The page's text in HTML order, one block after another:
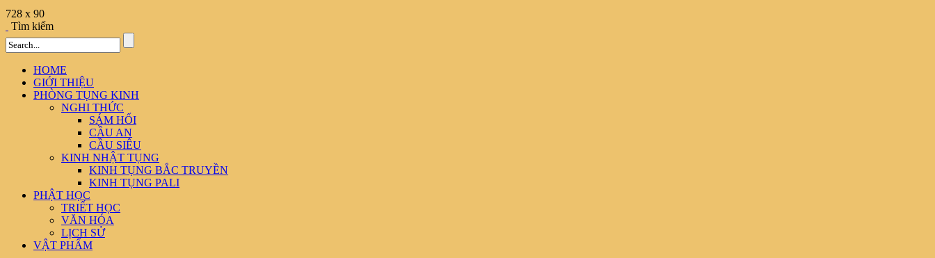
728 x 90
Tìm kiếm
HOME
GIỚI THIỆU
PHÒNG TỤNG KINH
NGHI THỨC
SÁM HỐI
CẦU AN
CẦU SIÊU
KINH NHẬT TỤNG
KINH TỤNG BẮC TRUYỀN
KINH TỤNG PALI
PHẬT HỌC
TRIẾT HỌC
VĂN HÓA
LỊCH SỬ
VẬT PHẨM